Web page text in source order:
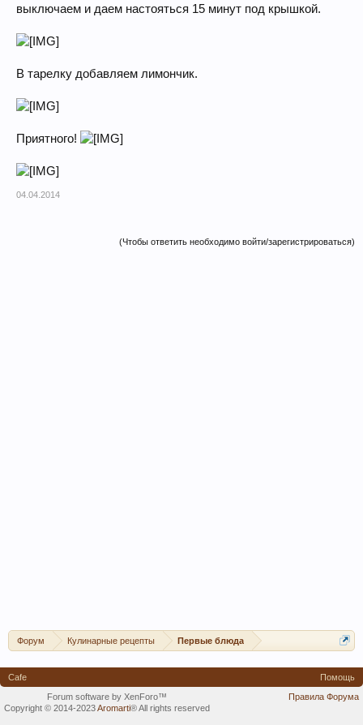
выключаем и даем настояться 15 минут под крышкой.
В тарелку добавляем лимончик.
Приятного!
04.04.2014
(Чтобы ответить необходимо войти/зарегистрироваться)
Форум Кулинарные рецепты Первые блюда
Cafe
Помощь
Правила Форума
Forum software by XenForo™
Copyright © 2014-2023Aromarti®All rights reserved